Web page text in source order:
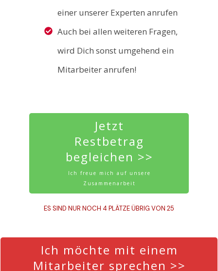
einer unserer Experten anrufen
Auch bei allen weiteren Fragen,
wird Dich sonst umgehend ein
Mitarbeiter anrufen!
Jetzt
Restbetrag
begleichen >>
Ich freue mich auf unsere
Zusammenarbeit
ES SIND NUR NOCH 4 PLÄTZE ÜBRIG VON 25
Ich möchte mit einem
Mitarbeiter sprechen >>